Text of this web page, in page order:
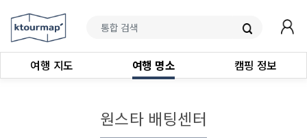
여행 지도 여행 명소 캠핑 정보
원스타 배팅센터